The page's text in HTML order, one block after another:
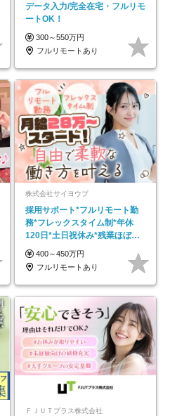
データ入力/完全在宅・フルリモ
ートOK！
300～550万円
フルリモートあり
株式会社サイヨウブ
採用サポート*フルリモート勤
務*フレックスタイム制*年休
120日*土日祝休み*残業ほぼな
し*育児中社員8割以上
400～450万円
フルリモートあり
ＦＪＵＴプラス株式会社